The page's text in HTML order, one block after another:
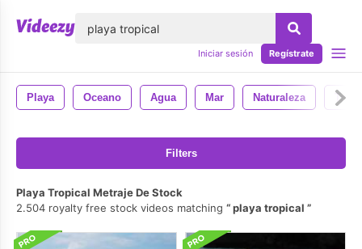
Iniciar sesión Regístrate
Playa Oceano Agua Mar Naturaleza
Filters
Playa Tropical Metraje De Stock
2.504 royalty free stock videos matching
playa tropical